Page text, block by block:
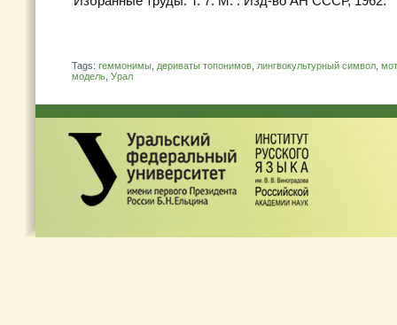
Tags: геммонимы дериваты топонимов лингвокультурный символ
модель Урал